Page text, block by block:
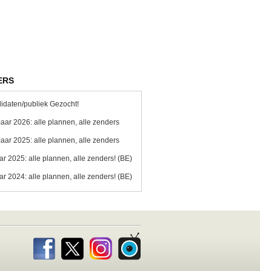
publiek Gezocht!
2026: alle plannen, alle zenders
2025: alle plannen, alle zenders
2025: alle plannen, alle zenders! (BE)
2024: alle plannen, alle zenders! (BE)